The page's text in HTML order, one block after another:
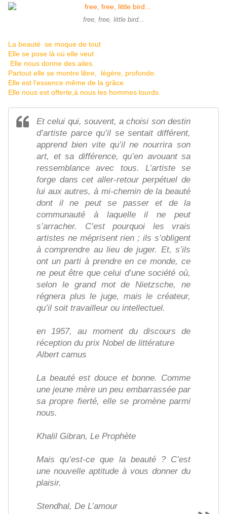
free, free, little bird...
La beauté se moque de tout
Elle se pose là où elle veut .
Elle nous donne des ailes.
Partout elle se montre libre, légère, profonde.
Elle est l'essence même de la grâce.
Elle nous est offerte,à nous les hommes lourds.
Et celui qui, souvent, a choisi son destin
d’artiste parce qu’il se sentait différent,
apprend bien vite qu’il ne nourrira son
art, et sa différence, qu’en avouant sa
ressemblance avec tous. L’artiste se
forge dans cet aller-retour perpétuel de
lui aux autres, à mi-chemin de la beauté
dont il ne peut se passer et de la
communauté à laquelle il ne peut
s’arracher. C’est pourquoi les vrais
artistes ne méprisent rien ; ils s’obligent
à comprendre au lieu de juger. Et, s’ils
ont un parti à prendre en ce monde, ce
ne peut être que celui d’une société où,
selon le grand mot de Nietzsche, ne
régnera plus le juge, mais le créateur,
qu’il soit travailleur ou intellectuel.
en 1957, au moment du discours de
réception du prix Nobel de littérature
Albert camus
La beauté est douce et bonne. Comme
une jeune mère un peu embarrassée par
sa propre fierté, elle se promène parmi
nous.
Khalil Gibran, Le Prophète
Mais qu’est-ce que la beauté ? C’est
une nouvelle aptitude à vous donner du
plaisir.
Stendhal, De L’amour